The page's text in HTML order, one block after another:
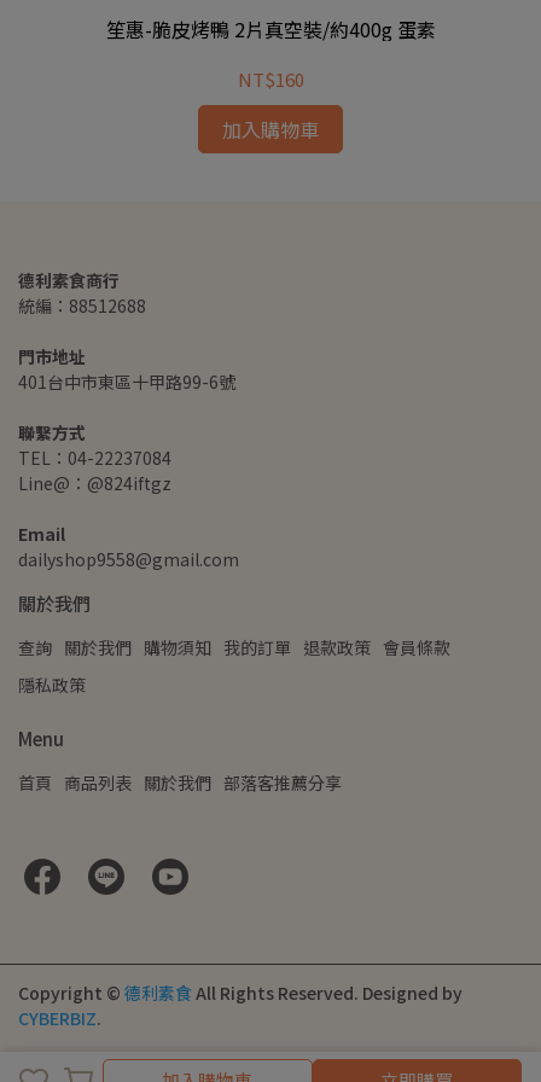
笙惠-脆皮烤鴨 2片真空裝/約400g 蛋素
NT$160
加入購物車
德利素食商行
統編：88512688
門市地址
401台中市東區十甲路99-6號
聯繫方式
TEL：04-22237084
Line@：@824iftgz
Email
dailyshop9558@gmail.com
關於我們
查詢 關於我們 購物須知 我的訂單 退款政策 會員條款
隱私政策
Menu
首頁 商品列表 關於我們 部落客推薦分享
Copyright © 德利素食All Rights Reserved. Designed by
CYBERBIZ.